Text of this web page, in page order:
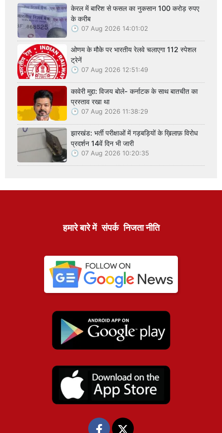
केरल में बारिश से फसल का नुकसान 100 करोड़ रुपए
के करीब
07 Aug 2026 14:01:02
ओणम के मौके पर भारतीय रेलवे चलाएगा 112 स्पेशल
ट्रेनें
07 Aug 2026 12:51:49
कावेरी मुद्दा: विजय बोले- कर्नाटक के साथ बातचीत का
प्रस्ताव रखा था
07 Aug 2026 11:38:29
झारखंड: भर्ती परीक्षाओं में गड़बड़ियों के ख़िलाफ़ विरोध
प्रदर्शन 14वें दिन भी जारी
07 Aug 2026 10:20:35
हमारे बारे में संपर्क निजता नीति